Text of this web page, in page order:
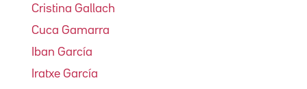
Cristina Gallach
Cuca Gamarra
Iban García
Iratxe García